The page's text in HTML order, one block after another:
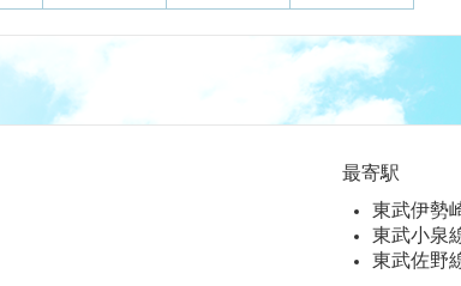
最寄駅
東武伊勢
東武小泉
東武佐野